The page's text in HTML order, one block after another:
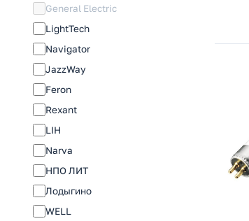
General Electric
LightTech
Navigator
JazzWay
Feron
Rexant
LIH
Narva
НПО ЛИТ
Лодыгино
WELL